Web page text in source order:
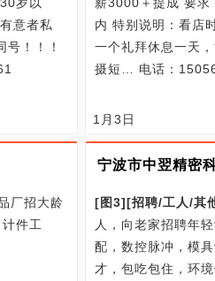
意者私
！！！
内 特别说明：看店
一个礼拜休息一天
摄短… 电话：
1月3日
厂招大龄
件工
宁波市中翌精密
[图3][招聘/工人/其
人，向老家招聘年
配，数控脉冲，模
才，包吃包住，环